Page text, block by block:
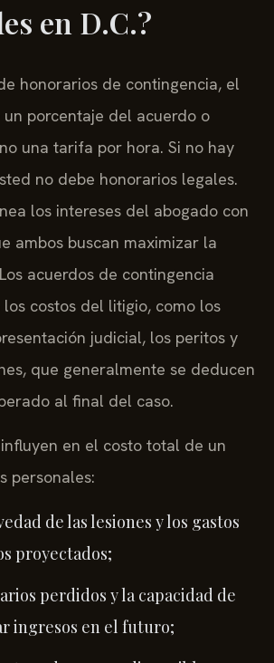
en D.C.?
honorarios de contingencia, el
porcentaje del acuerdo o
una tarifa por hora. Si no hay
no debe honorarios legales.
los intereses del abogado con
ambos buscan maximizar la
acuerdos de contingencia
costos del litigio, como los
judicial, los peritos y
que generalmente se deducen
al final del caso.
en el costo total de un
personales:
de las lesiones y los gastos
proyectados;
perdidos y la capacidad de
ingresos en el futuro;